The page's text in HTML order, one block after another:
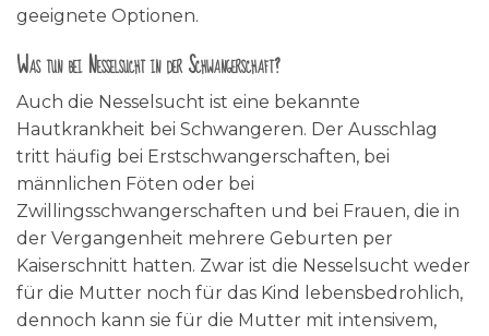
geeignete Optionen.
Was tun bei Nesselsucht in der Schwangerschaft?
Auch die Nesselsucht ist eine bekannte
Hautkrankheit bei Schwangeren. Der Ausschlag
tritt häufig bei Erstschwangerschaften, bei
männlichen Föten oder bei
Zwillingsschwangerschaften und bei Frauen, die in
der Vergangenheit mehrere Geburten per
Kaiserschnitt hatten. Zwar ist die Nesselsucht weder
für die Mutter noch für das Kind lebensbedrohlich,
dennoch kann sie für die Mutter mit intensivem,